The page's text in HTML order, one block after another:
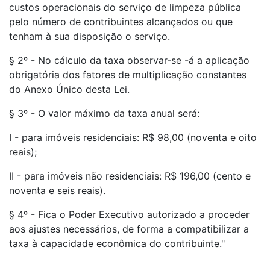
custos operacionais do serviço de limpeza pública
pelo número de contribuintes alcançados ou que
tenham à sua disposição o serviço.
§ 2º - No cálculo da taxa observar-se -á a aplicação
obrigatória dos fatores de multiplicação constantes
do Anexo Único desta Lei.
§ 3º - O valor máximo da taxa anual será:
I - para imóveis residenciais: R$ 98,00 (noventa e oito
reais);
II - para imóveis não residenciais: R$ 196,00 (cento e
noventa e seis reais).
§ 4º - Fica o Poder Executivo autorizado a proceder
aos ajustes necessários, de forma a compatibilizar a
taxa à capacidade econômica do contribuinte."